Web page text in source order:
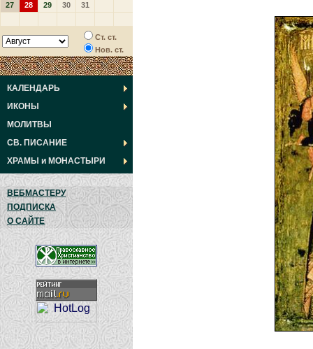
27
28 29 30 31
Ст. ст.
Нов. ст.
КАЛЕНДАРЬ
ИКОНЫ
МОЛИТВЫ
СВ. ПИСАНИЕ
ХРАМЫ и МОНАСТЫРИ
ВЕБМАСТЕРУ
ПОДПИСКА
О САЙТЕ